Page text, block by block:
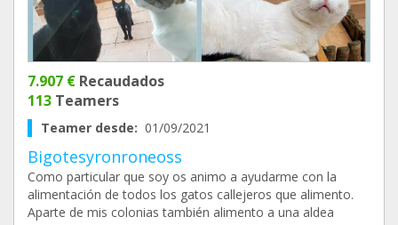
7.907 € Recaudados
113 Teamers
Teamer desde: 01/09/2021
Bigotesyronroneoss
Como particular que soy os animo a ayudarme con la
alimentación de todos los gatos callejeros que alimento.
Aparte de mis colonias también alimento a una aldea